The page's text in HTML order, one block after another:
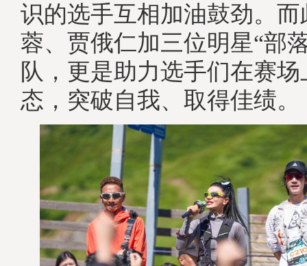
识的选手互相加油鼓劲。
蓉、贾俄仁加三位明星“部
队，更是助力选手们在赛
态，突破自我、取得佳绩。